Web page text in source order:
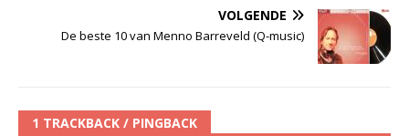
VOLGENDE
De beste 10 van Menno Barreveld (Q-music)
1 TRACKBACK / PINGBACK